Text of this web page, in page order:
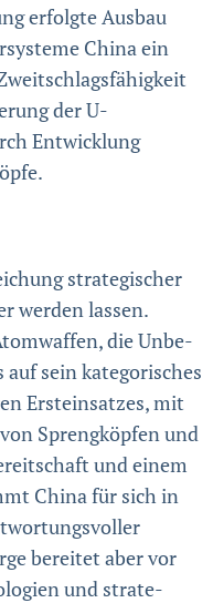
erfolgte Ausbau
China ein
der U-
Ent­wicklung
strate­gischer
werden lassen.
die Unbe­
sein kategorisches
Ersteinsatzes, mit
Spreng­köpfen und
und einem
China für sich in
bereitet aber vor
und strate­